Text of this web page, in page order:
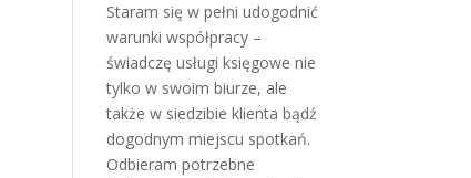
Staram się w pełni udogodnić
warunki współpracy –
świadczę usługi księgowe nie
tylko w swoim biurze, ale
także w siedzibie klienta bądź
dogodnym miejscu spotkań.
Odbieram potrzebne